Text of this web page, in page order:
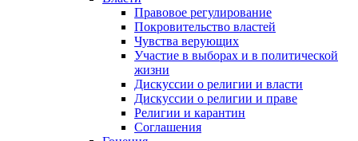
Правовое регулирование
Покровительство властей
Чувства верующих
Участие в выборах и в политической
жизни
Дискуссии о религии и власти
Дискуссии о религии и праве
Религии и карантин
Соглашения